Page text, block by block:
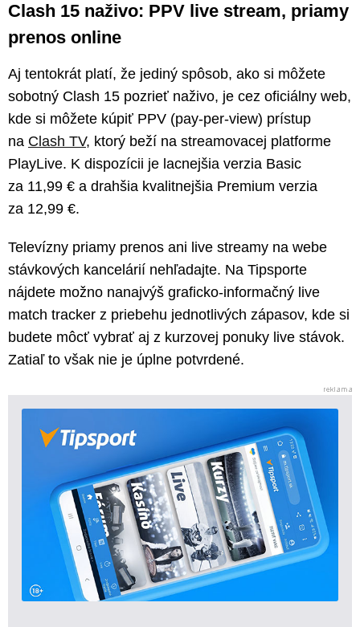
Clash 15 naživo: PPV live stream, priamy
prenos online
Aj tentokrát platí, že jediný spôsob, ako si môžete
sobotný Clash 15 pozrieť naživo, je cez oficiálny web,
kde si môžete kúpiť PPV (pay-per-view) prístup
na Clash TV, ktorý beží na streamovacej platforme
PlayLive. K dispozícii je lacnejšia verzia Basic
za 11,99 € a drahšia kvalitnejšia Premium verzia
za 12,99 €.
Televízny priamy prenos ani live streamy na webe
stávkových kancelárií nehľadajte. Na Tipsporte
nájdete možno nanajvýš graficko-informačný live
match tracker z priebehu jednotlivých zápasov, kde si
budete môcť vybrať aj z kurzovej ponuky live stávok.
Zatiaľ to však nie je úplne potvrdené.